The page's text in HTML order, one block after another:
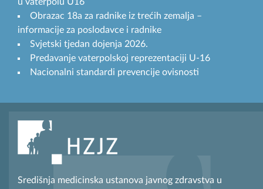
u vaterpolu U16
Obrazac 18a za radnike iz trećih zemalja –
informacije za poslodavce i radnike
Svjetski tjedan dojenja 2026.
Predavanje vaterpolskoj reprezentaciji U-16
Nacionalni standardi prevencije ovisnosti
Središnja medicinska ustanova javnog zdravstva u